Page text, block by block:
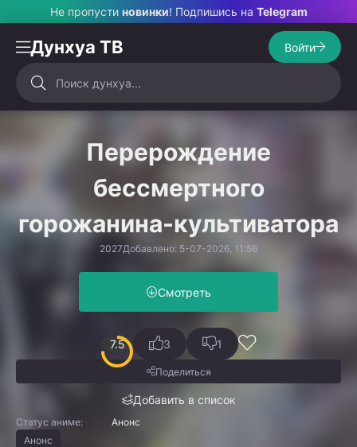
Не пропусти новинки! Подпишись на Telegram
Дунхуа ТВ Войти
Перерождение
бессмертного
горожанина-культиватора
2027Добавлено: 5-07-2026, 11:56
Смотреть
7.5
Добавить в список
3 1
Поделиться
Статус аниме:
Анонс
Анонс